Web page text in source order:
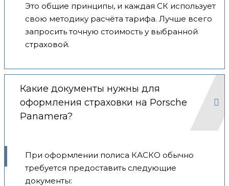
Это общие принципы, и каждая СК использует
свою методику расчёта тарифа. Лучше всего
запросить точную стоимость у выбранной
страховой.
Какие документы нужны для
оформления страховки на Porsche
Panamera?
При оформлении полиса КАСКО обычно
требуется предоставить следующие
документы: